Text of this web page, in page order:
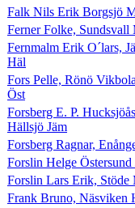
Falk Nils Erik Borgsjö
Ferner Folke, Sundsvall
Fernmalm Erik O´lars,
Häl
Fors Pelle, Rönö
Öst
Forsberg E. P.
Hällsjö Jäm
Forsberg Ragnar,
Forslin Helge Östersund
Forslin Lars Erik, Stöde
Frank Bruno, Näsviken